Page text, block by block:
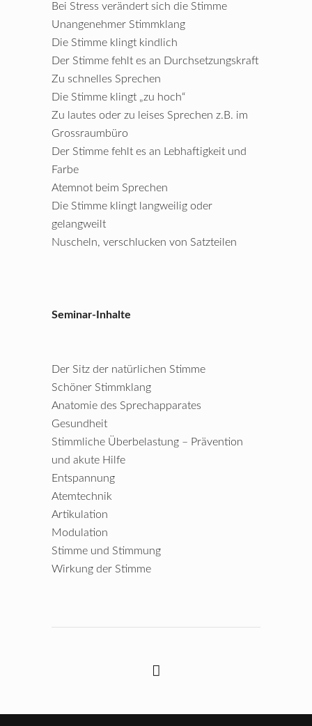
Bei Stress verändert sich die Stimme
Unangenehmer Stimmklang
Die Stimme klingt kindlich
Der Stimme fehlt es an Durchsetzungskraft
Zu schnelles Sprechen
Die Stimme klingt „zu hoch“
Zu lautes oder zu leises Sprechen z.B. im
Grossraumbüro
Der Stimme fehlt es an Lebhaftigkeit und
Farbe
Atemnot beim Sprechen
Die Stimme klingt langweilig oder
gelangweilt
Nuscheln, verschlucken von Satzteilen
Seminar-Inhalte
Der Sitz der natürlichen Stimme
Schöner Stimmklang
Anatomie des Sprechapparates
Gesundheit
Stimmliche Überbelastung – Prävention
und akute Hilfe
Entspannung
Atemtechnik
Artikulation
Modulation
Stimme und Stimmung
Wirkung der Stimme